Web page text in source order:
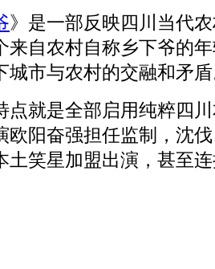
》是一部反映四川当代
来自农村自称乡下爷的
城市与农村的交融和矛
就是全部启用纯粹四川
欧阳奋强担任监制，沈
土笑星加盟出演，甚至